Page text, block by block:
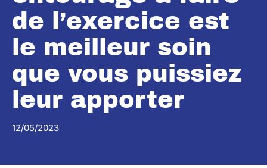
de l’exercice est
le meilleur soin
que vous puissiez
leur apporter
12/05/2023